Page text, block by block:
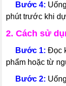
Bước 4:
phút trước khi
2. Cách sử
Bước 1:Đọc
phẩm hoặc từ
Bước 2: